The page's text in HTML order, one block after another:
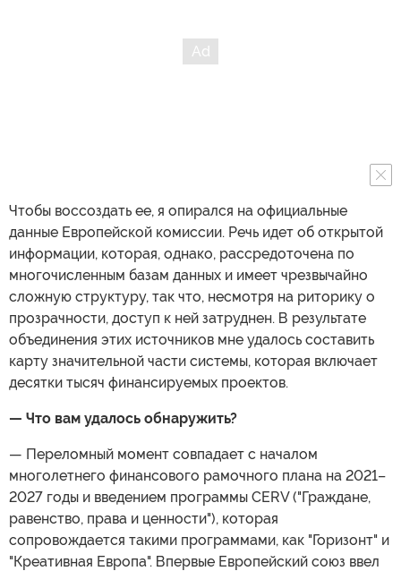
Чтобы воссоздать ее, я опирался на официальные
данные Европейской комиссии. Речь идет об открытой
информации, которая, однако, рассредоточена по
многочисленным базам данных и имеет чрезвычайно
сложную структуру, так что, несмотря на риторику о
прозрачности, доступ к ней затруднен. В результате
объединения этих источников мне удалось составить
карту значительной части системы, которая включает
десятки тысяч финансируемых проектов.
— Что вам удалось обнаружить?
— Переломный момент совпадает с началом
многолетнего финансового рамочного плана на 2021–
2027 годы и введением программы CERV ("Граждане,
равенство, права и ценности"), которая
сопровождается такими программами, как "Горизонт" и
"Креативная Европа". Впервые Европейский союз ввел